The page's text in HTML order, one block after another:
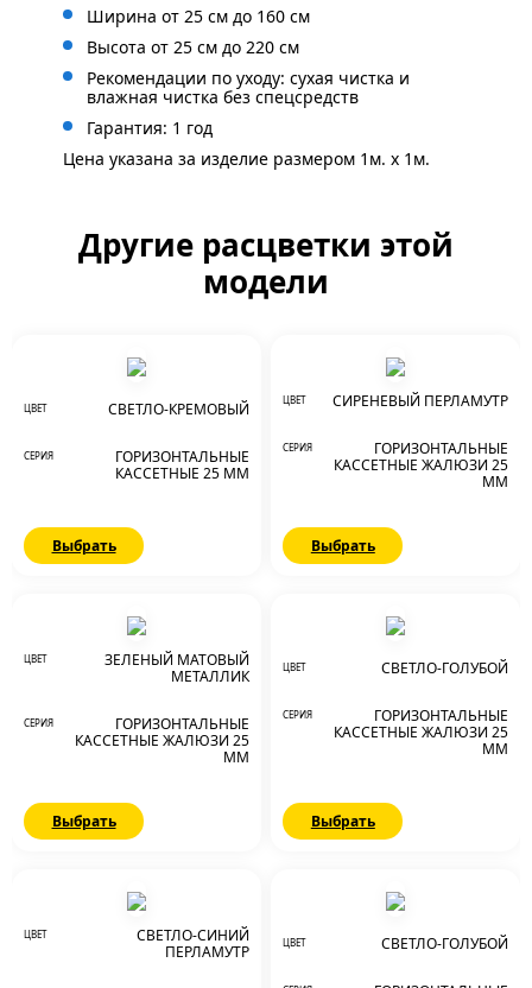
Ширина от 25 см до 160 см
Высота от 25 см до 220 см
Рекомендации по уходу: сухая чистка и
влажная чистка без спецсредств
Гарантия: 1 год
Цена указана за изделие размером 1м. x 1м.
Другие расцветки этой
модели
ЦВЕТ СВЕТЛО-КРЕМОВЫЙ
СЕРИЯ
ГОРИЗОНТАЛЬНЫЕ
КАССЕТНЫЕ 25 ММ
Выбрать
ЦВЕТ СИРЕНЕВЫЙ ПЕРЛАМУТР
СЕРИЯ
ГОРИЗОНТАЛЬНЫЕ
КАССЕТНЫЕ ЖАЛЮЗИ 25
ММ
Выбрать
ЦВЕТ
ЗЕЛЕНЫЙ МАТОВЫЙ
МЕТАЛЛИК
СЕРИЯ
ГОРИЗОНТАЛЬНЫЕ
КАССЕТНЫЕ ЖАЛЮЗИ 25
ММ
Выбрать
ЦВЕТ СВЕТЛО-ГОЛУБОЙ
СЕРИЯ
ГОРИЗОНТАЛЬНЫЕ
КАССЕТНЫЕ ЖАЛЮЗИ 25
ММ
Выбрать
ЦВЕТ
СВЕТЛО-СИНИЙ
ПЕРЛАМУТР
ЦВЕТ СВЕТЛО-ГОЛУБОЙ